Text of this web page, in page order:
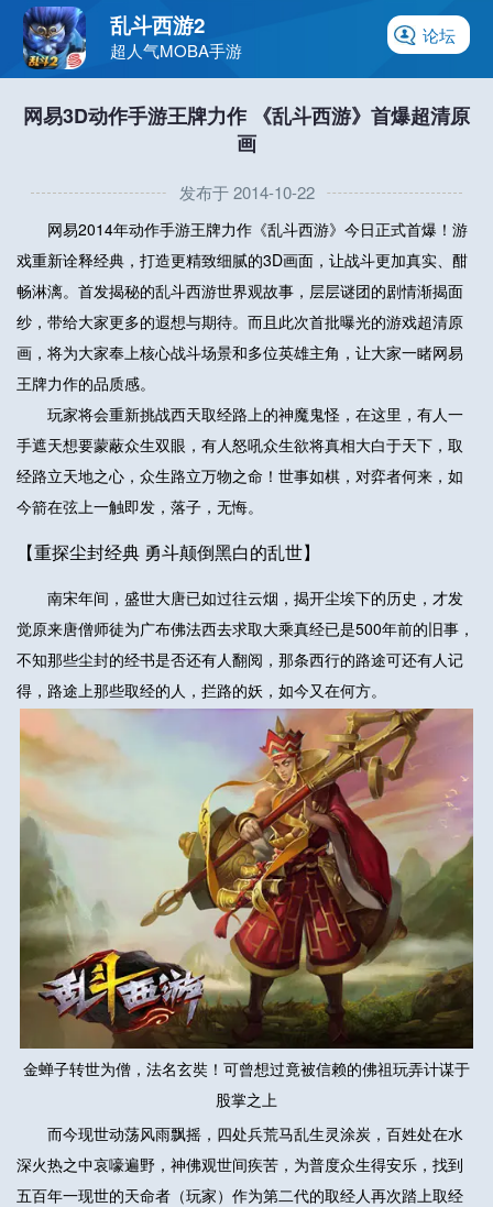
论坛
乱斗西游2
超人气MOBA手游
网易3D动作手游王牌力作 《乱斗西游》首爆超清原
画
发布于 2014-10-22
网易2014年动作手游王牌力作《乱斗西游》今日正式首爆！游
戏重新诠释经典，打造更精致细腻的3D画面，让战斗更加真实、酣
畅淋漓。首发揭秘的乱斗西游世界观故事，层层谜团的剧情渐揭面
纱，带给大家更多的遐想与期待。而且此次首批曝光的游戏超清原
画，将为大家奉上核心战斗场景和多位英雄主角，让大家一睹网易
王牌力作的品质感。
玩家将会重新挑战西天取经路上的神魔鬼怪，在这里，有人一
手遮天想要蒙蔽众生双眼，有人怒吼众生欲将真相大白于天下，取
经路立天地之心，众生路立万物之命！世事如棋，对弈者何来，如
今箭在弦上一触即发，落子，无悔。
【重探尘封经典 勇斗颠倒黑白的乱世】
南宋年间，盛世大唐已如过往云烟，揭开尘埃下的历史，才发
觉原来唐僧师徒为广布佛法西去求取大乘真经已是500年前的旧事，
不知那些尘封的经书是否还有人翻阅，那条西行的路途可还有人记
得，路途上那些取经的人，拦路的妖，如今又在何方。
金蝉子转世为僧，法名玄奘！可曾想过竟被信赖的佛祖玩弄计谋于
股掌之上
而今现世动荡风雨飘摇，四处兵荒马乱生灵涂炭，百姓处在水
深火热之中哀嚎遍野，神佛观世间疾苦，为普度众生得安乐，找到
五百年一现世的天命者（玩家）作为第二代的取经人再次踏上取经